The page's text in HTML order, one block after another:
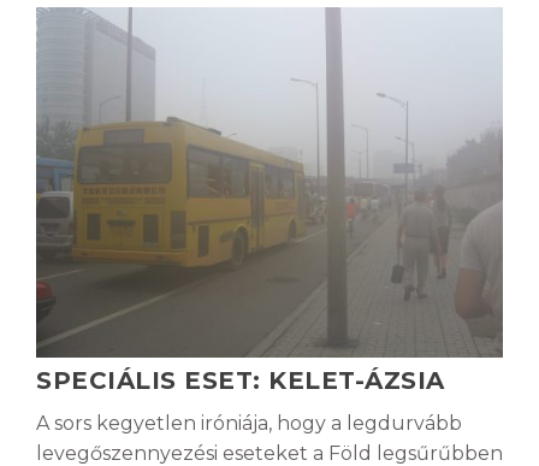
SPECIÁLIS ESET: KELET-ÁZSIA
A sors kegyetlen iróniája, hogy a legdurvább
levegőszennyezési eseteket a Föld legsűrűbben